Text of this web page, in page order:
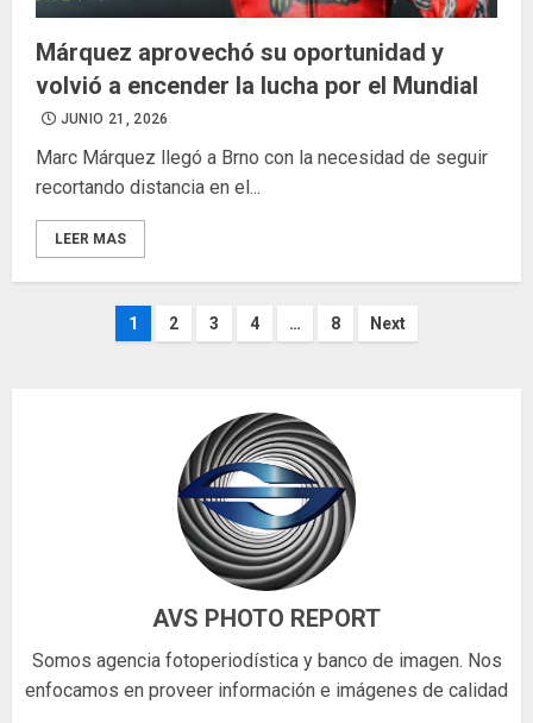
Márquez aprovechó su oportunidad y
volvió a encender la lucha por el Mundial
JUNIO 21, 2026
Marc Márquez llegó a Brno con la necesidad de seguir
recortando distancia en el...
LEER MAS
Paginación
entradas
1 2 3 4 … 8 Next
AVS PHOTO REPORT
Somos agencia fotoperiodística y banco de imagen. Nos
enfocamos en proveer información e imágenes de calidad